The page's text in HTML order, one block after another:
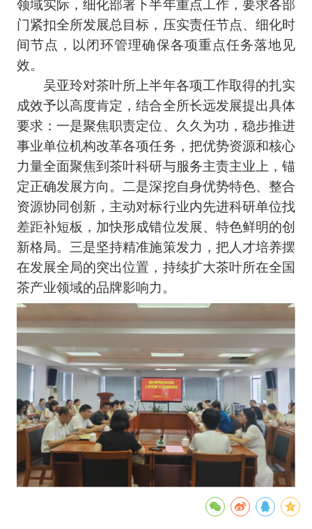
门紧扣全所发展总目标，压实责任节点、细化时
间节点，以闭环管理确保各项重点任务落地见
效。
吴亚玲对茶叶所上半年各项工作取得的扎实
成效予以高度肯定，结合全所长远发展提出具体
要求：一是聚焦职责定位、久久为功，稳步推进
事业单位机构改革各项任务，把优势资源和核心
力量全面聚焦到茶叶科研与服务主责主业上，锚
定正确发展方向。二是深挖自身优势特色、整合
资源协同创新，主动对标行业内先进科研单位找
差距补短板，加快形成错位发展、特色鲜明的创
新格局。三是坚持精准施策发力，把人才培养摆
在发展全局的突出位置，持续扩大茶叶所在全国
茶产业领域的品牌影响力。